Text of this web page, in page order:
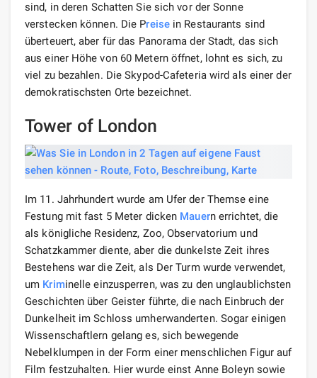
sind, in deren Schatten Sie sich vor der Sonne
verstecken können. Die Preisein Restaurants sind
überteuert, aber für das Panorama der Stadt, das sich
aus einer Höhe von 60 Metern öffnet, lohnt es sich, zu
viel zu bezahlen. Die Skypod-Cafeteria wird als einer der
demokratischsten Orte bezeichnet.
Tower of London
Im 11. Jahrhundert wurde am Ufer der Themse eine
Festung mit fast 5 Meter dicken Mauern errichtet, die
als königliche Residenz, Zoo, Observatorium und
Schatzkammer diente, aber die dunkelste Zeit ihres
Bestehens war die Zeit, als Der Turm wurde verwendet,
um Kriminelle einzusperren, was zu den unglaublichsten
Geschichten über Geister führte, die nach Einbruch der
Dunkelheit im Schloss umherwanderten. Sogar einigen
Wissenschaftlern gelang es, sich bewegende
Nebelklumpen in der Form einer menschlichen Figur auf
Film festzuhalten. Hier wurde einst Anne Boleyn sowie